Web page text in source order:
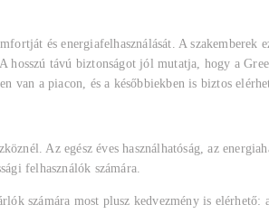
és energiafelhasználását. A
hosszú távú biztonságot jól mutatja, hogy a
van a piacon, és a későbbiekben is biztos
Az egész éves használhatóság, az
felhasználók számára.
számára most plusz kedvezmény is